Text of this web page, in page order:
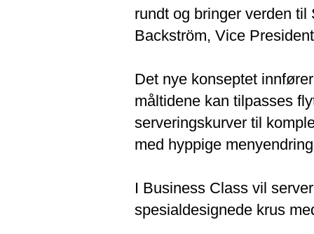
rundt og bringer verden
Backström, Vice
Det nye konseptet
måltidene kan tilpasses
serveringskurver til
med hyppige
I Business Class vil
spesialdesignede krus